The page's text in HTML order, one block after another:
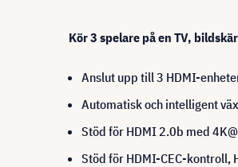
Kör 3 spelare på en TV,
Anslut upp till 3 HDMI-
Automatisk och intelligent
Stöd för HDMI 2.0b med
Stöd för HDMI-CEC-kontroll,